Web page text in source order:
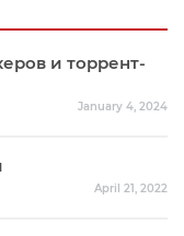
и торрент-
January 4, 2024
April 21, 2022